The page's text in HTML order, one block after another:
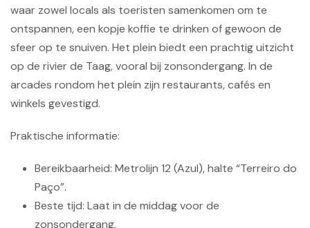
waar zowel locals als toeristen samenkomen om te
ontspannen, een kopje koffie te drinken of gewoon de
sfeer op te snuiven. Het plein biedt een prachtig uitzicht
op de rivier de Taag, vooral bij zonsondergang. In de
arcades rondom het plein zijn restaurants, cafés en
winkels gevestigd.
Praktische informatie:
Bereikbaarheid: Metrolijn 12 (Azul), halte “Terreiro do
Paço”.
Beste tijd: Laat in de middag voor de
zonsondergang.